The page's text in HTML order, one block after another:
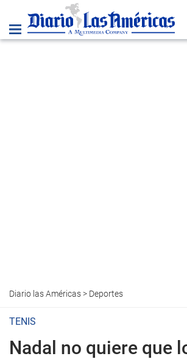
Diario las Américas> Deportes
TENIS
Nadal no quiere que